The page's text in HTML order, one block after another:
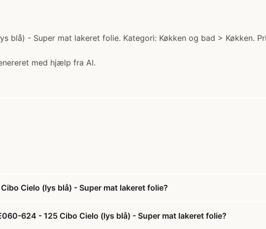
blå) - Super mat lakeret folie. Kategori: Køkken og bad > Køkken.
med hjælp fra AI.
Cielo (lys blå) - Super mat lakeret folie?
624 - 125 Cibo Cielo (lys blå) - Super mat lakeret folie?